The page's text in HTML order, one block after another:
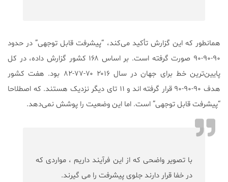
همانطور که این گزارش تأکید می‌کند، “پیشرفت قابل توجهی” در حدود
۹۰-۹۰-۹۰ صورت گرفته است. بر اساس ۱۶۸ کشور گزارش داده، در کل
پایین‌ترین خط برای جهان در سال ۲۰۱۶ ۷۰-۷۷-۸۲ بود. هفت کشور
هدف ۹۰-۹۰-۹۰ قرار گرفته اند و ۱۱ تای دیگر نزدیک هستند. که اصطلاحا
“پیشرفت قابل توجهی” است. اما این وضعیت را پوشش نمی‌دهد.
با تصویر واضحی که از این فرآیند داریم ، مواردی که
در خفا قرار دارند جلوی پیشرفت را می گیرند.